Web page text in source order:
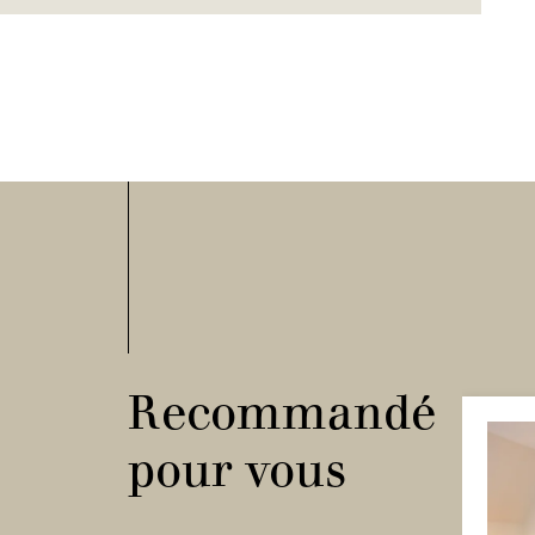
Recommandé
pour vous